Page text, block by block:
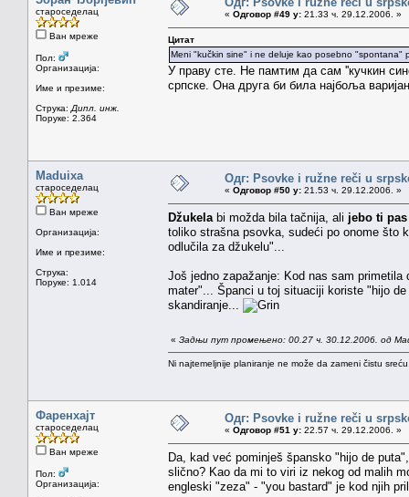
староседелац
Ван мреже
Пол:
Организација:
Име и презиме:
Струка: Дипл. инж.
Поруке: 2.364
« Одговор #49 у: 21.33 ч. 29.12.2006. »
Цитат
Meni "kučkin sine" i ne deluje kao posebno "spontana"
У праву сте. Не памтим да сам ''кучкин
српске. Она друга би била најбоља
Maduixa
староседелац
Ван мреже
Организација:
Име и презиме:
Струка:
Поруке: 1.014
Одг: Psovke i ružne reči u
« Одговор #50 у: 21.53 ч. 29.12.2006. »
Džukela bi možda bila tačnija, ali jebo ti
toliko strašna psovka, sudeći po onome što
odlučila za džukelu"...
Još jedno zapažanje: Kod nas sam
mater"... Španci u toj situaciji koriste "hijo
skandiranje...
« Задњи пут промењено: 00.27 ч. 30.12.2006. од
Ni najtemeljnije planiranje ne može da zameni čistu
Фаренхајт
староседелац
Ван мреже
Пол:
Организација:
Одг: Psovke i ružne reči u
« Одговор #51 у: 22.57 ч. 29.12.2006. »
Da, kad već pominješ špansko "hijo de
slično? Kao da mi to viri iz nekog od malih
engleski "zeza" - "you bastard" je kod njih